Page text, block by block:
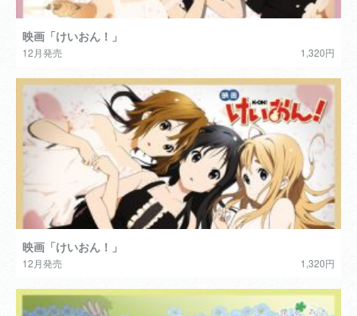
映画「けいおん！」
12月発売 1,320円
映画「けいおん！」
12月発売 1,320円